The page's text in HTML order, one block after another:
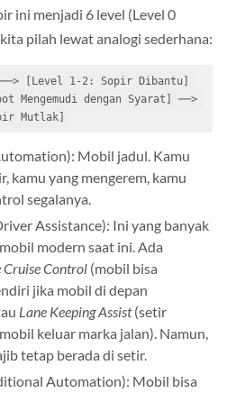
ini menjadi 6 level (Level 0
pilah lewat analogi sederhana:
[Level 1-2: Sopir Dibantu]
Mengemudi dengan Syarat] ──>
Mobil jadul. Kamu
kamu yang mengerem, kamu
segalanya.
Assistance): Ini yang banyak
modern saat ini. Ada
Control(mobil bisa
jika mobil di depan
Lane Keeping Assist(setir
keluar marka jalan). Namun,
tetap berada di setir.
Automation): Mobil bisa